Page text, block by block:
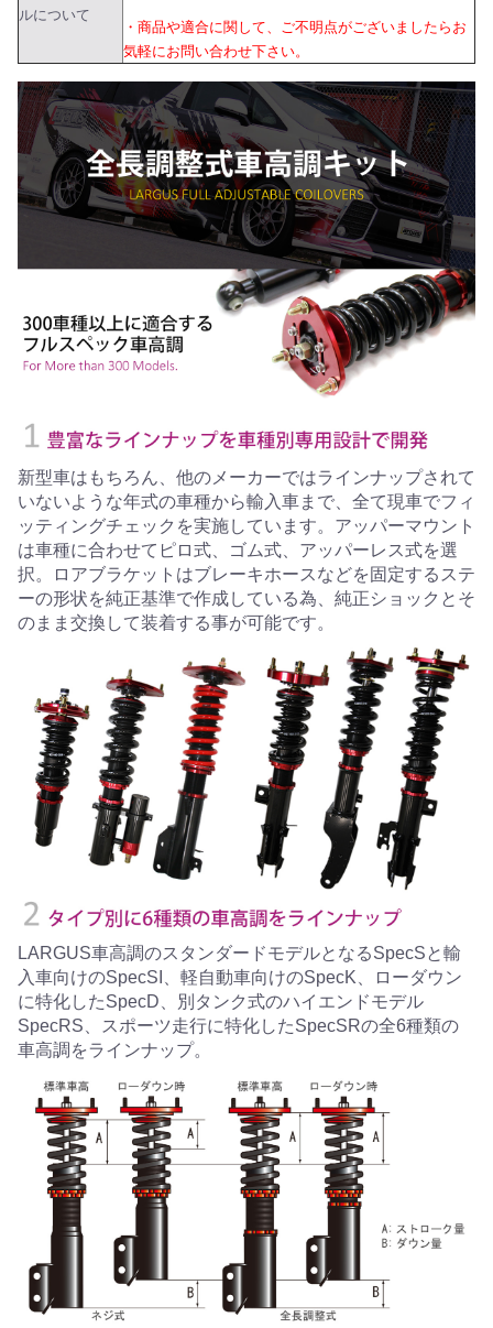
ルについて
・商品や適合に関して、ご不明点がございましたらお
気軽にお問い合わせ下さい。
新型車はもちろん、他のメーカーではラインナップされて
いないような年式の車種から輸入車まで、全て現車でフィ
ッティングチェックを実施しています。アッパーマウント
は車種に合わせてピロ式、ゴム式、アッパーレス式を選
択。ロアブラケットはブレーキホースなどを固定するステ
ーの形状を純正基準で作成している為、純正ショックとそ
のまま交換して装着する事が可能です。
LARGUS車高調のスタンダードモデルとなるSpecSと輸
入車向けのSpecSI、軽自動車向けのSpecK、ローダウン
に特化したSpecD、別タンク式のハイエンドモデル
SpecRS、スポーツ走行に特化したSpecSRの全6種類の
車高調をラインナップ。